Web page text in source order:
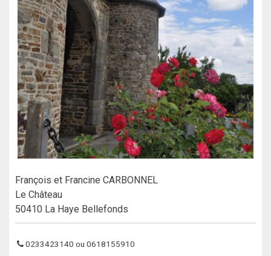
François et Francine CARBONNEL
Le Château
50410 La Haye Bellefonds
0233423140 ou 0618155910